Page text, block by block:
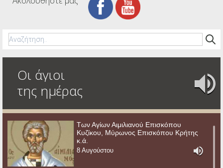
Οι άγιοι
της ημέρας
Των Αγίων Αιμιλιανού Επισκόπου
Κυζίκου, Μύρωνος Επισκόπου Κρήτης
κ.ά.
8 Αυγούστου